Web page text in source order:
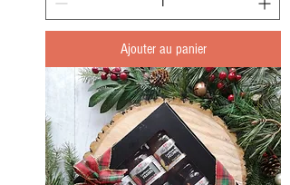
Ajouter au panier